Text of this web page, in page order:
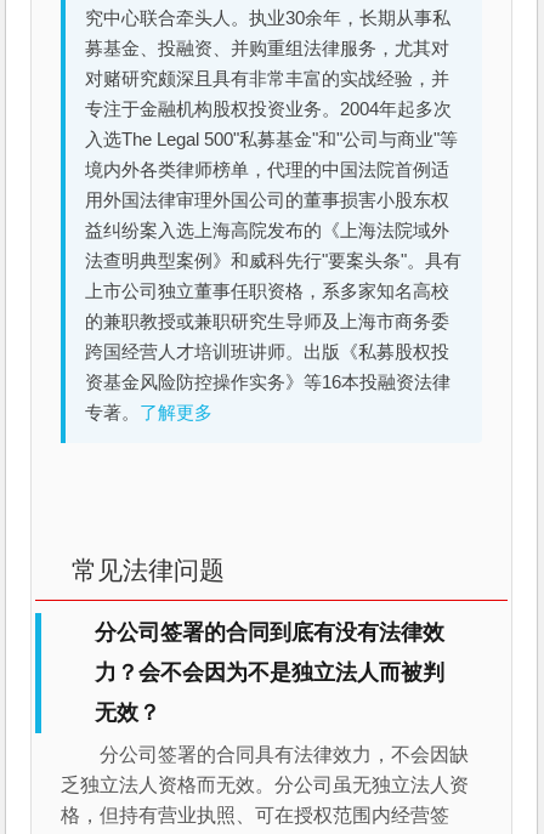
究中心联合牵头人。执业30余年，长期从事私
募基金、投融资、并购重组法律服务，尤其对
对赌研究颇深且具有非常丰富的实战经验，并
专注于金融机构股权投资业务。2004年起多次
入选The Legal 500"私募基金"和"公司与商业"等
境内外各类律师榜单，代理的中国法院首例适
用外国法律审理外国公司的董事损害小股东权
益纠纷案入选上海高院发布的《上海法院域外
法查明典型案例》和威科先行"要案头条"。具有
上市公司独立董事任职资格，系多家知名高校
的兼职教授或兼职研究生导师及上海市商务委
跨国经营人才培训班讲师。出版《私募股权投
资基金风险防控操作实务》等16本投融资法律
专著。 了解更多
常见法律问题
分公司签署的合同到底有没有法律效
力？会不会因为不是独立法人而被判
无效？
分公司签署的合同具有法律效力，不会因缺
乏独立法人资格而无效。分公司虽无独立法人资
格，但持有营业执照、可在授权范围内经营签